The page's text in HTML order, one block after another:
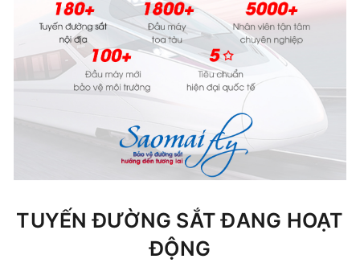
TUYẾN ĐƯỜNG SẮT ĐANG HOẠT
ĐỘNG